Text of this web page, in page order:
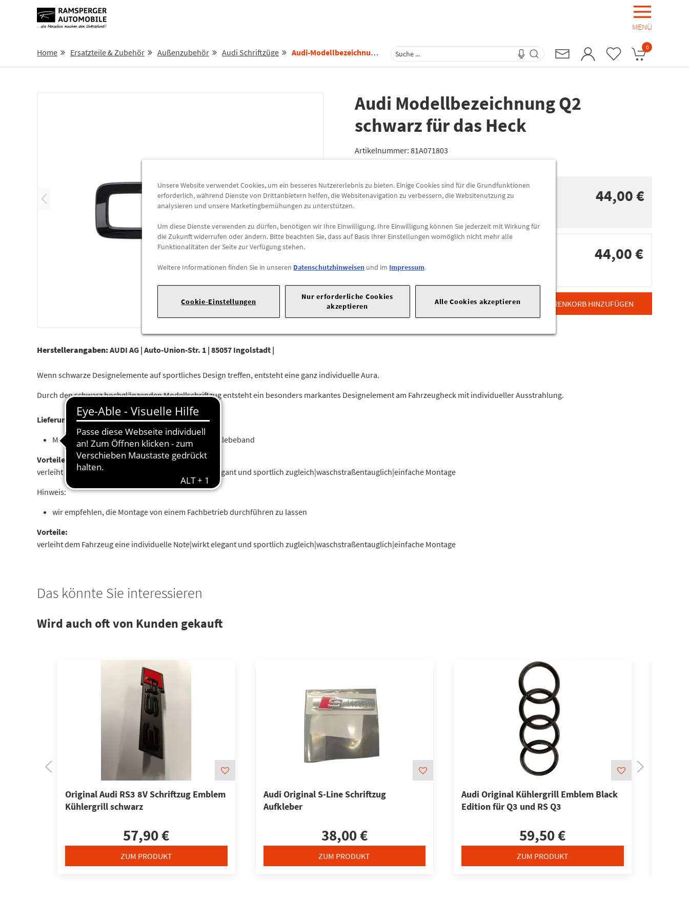
MENÜ
Home Ersatzteile & Zubehör Außenzubehör Audi Schriftzüge Audi-Modellbezeichnung-Q2-Schwarz-Fuer-Das-Heck-81a071803 0
Audi Modellbezeichnung Q2
schwarz für das Heck
Artikelnummer: 81A071803
Lieferung 44,00 €
44,00 €
- ZUM WARENKORB HINZUFÜGEN
Herstellerangaben: AUDI AG | Auto-Union-Str. 1 | 85057 Ingolstadt |
Wenn schwarze Designelemente auf sportliches Design treffen, entsteht eine ganz individuelle Aura.
Durch den schwarz hochglänzenden Modellschriftzug entsteht ein besonders markantes Designelement am Fahrzeugheck mit individueller Ausstrahlung.
Lieferumfang:
Modellbezeichnung, schwarz hochglänzend mit Klebeband
Vorteile:
verleiht dem Fahrzeug eine individuelle Note|wirkt elegant und sportlich zugleich|waschstraßentauglich|einfache Montage
Hinweis:
wir empfehlen, die Montage von einem Fachbetrieb durchführen zu lassen
Vorteile:
verleiht dem Fahrzeug eine individuelle Note|wirkt elegant und sportlich zugleich|waschstraßentauglich|einfache Montage
Das könnte Sie interessieren
Wird auch oft von Kunden gekauft
Original Audi RS3 8V Schriftzug Emblem
Kühlergrill schwarz
57,90 €
ZUM PRODUKT
Audi Original S-Line Schriftzug
Aufkleber
38,00 €
ZUM PRODUKT
Audi Original Kühlergrill Emblem Black
Edition für Q3 und RS Q3
59,50 €
ZUM PRODUKT
Unsere Website verwendet Cookies, um ein besseres Nutzererlebnis zu bieten. Einige Cookies sind für die Grundfunktionen
erforderlich, während Dienste von Drittanbietern helfen, die Websitenavigation zu verbessern, die Websitenutzung zu
analysieren und unsere Marketingbemühungen zu unterstützen.
Um diese Dienste verwenden zu dürfen, benötigen wir Ihre Einwilligung. Ihre Einwilligung können Sie jederzeit mit Wirkung für
die Zukunft widerrufen oder ändern. Bitte beachten Sie, dass auf Basis Ihrer Einstellungen womöglich nicht mehr alle
Funktionalitäten der Seite zur Verfügung stehen.
Weitere Informationen finden Sie in unseren Datenschutzhinweisen und im Impressum.
Cookie-Einstellungen
Nur erforderliche Cookies
akzeptieren
Alle Cookies akzeptieren